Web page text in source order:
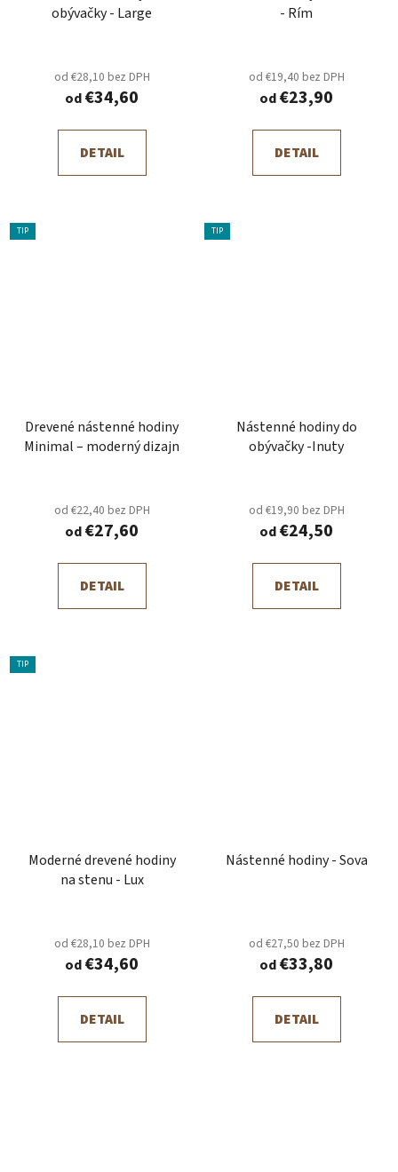
obývačky - Large
od €28,10 bez DPH
od€34,60
DETAIL
- Rím
od €19,40 bez DPH
od€23,90
DETAIL
TIP
Drevené nástenné hodiny
Minimal – moderný dizajn
od €22,40 bez DPH
od€27,60
DETAIL
TIP
Nástenné hodiny do
obývačky -Inuty
od €19,90 bez DPH
od€24,50
DETAIL
TIP
Moderné drevené hodiny
na stenu - Lux
od €28,10 bez DPH
od€34,60
DETAIL
Nástenné hodiny - Sova
od €27,50 bez DPH
od€33,80
DETAIL